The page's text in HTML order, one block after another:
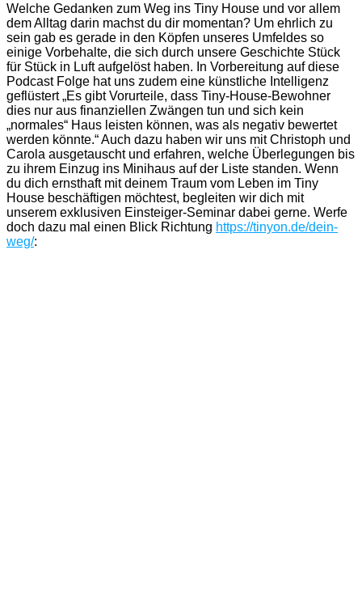
Welche Gedanken zum Weg ins Tiny House und vor allem
dem Alltag darin machst du dir momentan? Um ehrlich zu
sein gab es gerade in den Köpfen unseres Umfeldes so
einige Vorbehalte, die sich durch unsere Geschichte Stück
für Stück in Luft aufgelöst haben. In Vorbereitung auf diese
Podcast Folge hat uns zudem eine künstliche Intelligenz
geflüstert „Es gibt Vorurteile, dass Tiny-House-Bewohner
dies nur aus finanziellen Zwängen tun und sich kein
„normales“ Haus leisten können, was als negativ bewertet
werden könnte.“ Auch dazu haben wir uns mit Christoph und
Carola ausgetauscht und erfahren, welche Überlegungen bis
zu ihrem Einzug ins Minihaus auf der Liste standen. Wenn
du dich ernsthaft mit deinem Traum vom Leben im Tiny
House beschäftigen möchtest, begleiten wir dich mit
unserem exklusiven Einsteiger-Seminar dabei gerne. Werfe
doch dazu mal einen Blick Richtung https://tinyon.de/dein-
weg/: